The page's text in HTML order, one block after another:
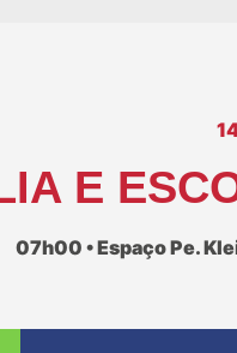
E
07h00 • Espaço Pe.